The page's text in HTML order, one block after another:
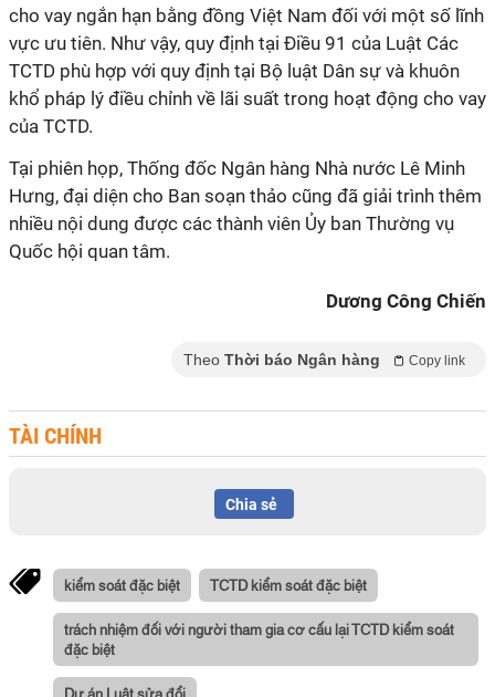
cho vay ngắn hạn bằng đồng Việt Nam đối với một số lĩnh
vực ưu tiên. Như vậy, quy định tại Điều 91 của Luật Các
TCTD phù hợp với quy định tại Bộ luật Dân sự và khuôn
khổ pháp lý điều chỉnh về lãi suất trong hoạt động cho vay
của TCTD.
Tại phiên họp, Thống đốc Ngân hàng Nhà nước Lê Minh
Hưng, đại diện cho Ban soạn thảo cũng đã giải trình thêm
nhiều nội dung được các thành viên Ủy ban Thường vụ
Quốc hội quan tâm.
Dương Công Chiến
Theo Thời báo Ngân hàng Copy link
TÀI CHÍNH
Chia sẻ
kiểm soát đặc biệt TCTD kiểm soát đặc biệt
trách nhiệm đối với người tham gia cơ cấu lại TCTD kiểm soát
đặc biệt
Dự án Luật sửa đổi